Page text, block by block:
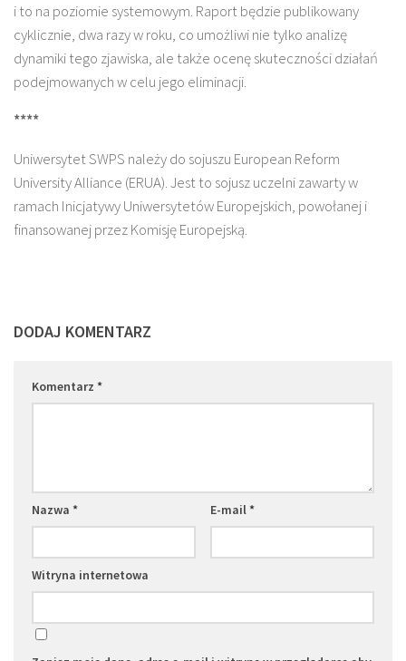
i to na poziomie systemowym. Raport będzie publikowany
cyklicznie, dwa razy w roku, co umożliwi nie tylko analizę
dynamiki tego zjawiska, ale także ocenę skuteczności działań
podejmowanych w celu jego eliminacji.
****
Uniwersytet SWPS należy do sojuszu European Reform
University Alliance (ERUA). Jest to sojusz uczelni zawarty w
ramach Inicjatywy Uniwersytetów Europejskich, powołanej i
finansowanej przez Komisję Europejską.
DODAJ KOMENTARZ
Komentarz *
Nazwa * E-mail*
Witryna internetowa